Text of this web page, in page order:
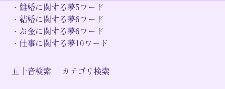
・ 離婚に関する夢5ワード
・ 結婚に関する夢6ワード
・ お金に関する夢6ワード
・仕事に関する夢10ワード
五十音検索 カテゴリ検索